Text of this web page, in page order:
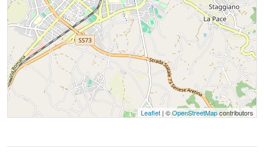
Leaflet | ©OpenStreetMapcontributors